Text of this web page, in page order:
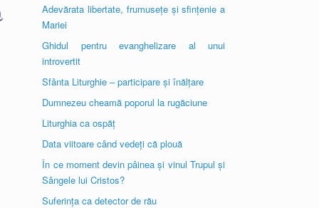
Adevărata libertate, frumusețe și sfințenie a
Mariei
Ghidul pentru evanghelizare al unui
introvertit
Sfânta Liturghie – participare și înălțare
Dumnezeu cheamă poporul la rugăciune
Liturghia ca ospăț
Data viitoare când vedeți că plouă
În ce moment devin pâinea și vinul Trupul și
Sângele lui Cristos?
Suferința ca detector de rău